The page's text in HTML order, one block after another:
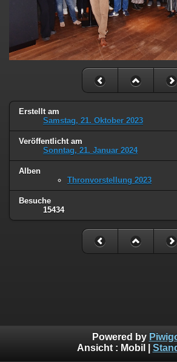
Erstellt am
Samstag, 21. Oktober 2023
Veröffentlicht am
Sonntag, 21. Januar 2024
Alben
Thronvorstellung 2023
Besuche
15434
Powered by
Ansicht : Mobil